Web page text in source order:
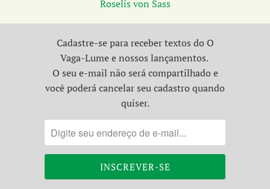
Roselis von Sass
Cadastre-se para receber textos do O
Vaga-Lume e nossos lançamentos.
O seu e-mail não será compartilhado e
você poderá cancelar seu cadastro quando
quiser.